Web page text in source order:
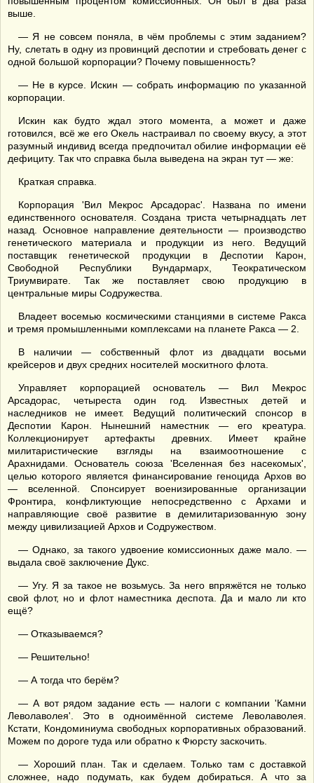
выше.
— Я не совсем поняла, в чём проблемы с этим заданием?
Ну, слетать в одну из провинций деспотии и стребовать денег с
одной большой корпорации? Почему повышенность?
— Не в курсе. Искин — собрать информацию по указанной
корпорации.
Искин как будто ждал этого момента, а может и даже
готовился, всё же его Окель настраивал по своему вкусу, а этот
разумный индивид всегда предпочитал обилие информации её
дефициту. Так что справка была выведена на экран тут — же:
Краткая справка.
Корпорация 'Вил Мекрос Арсадорас'. Названа по имени
единственного основателя. Создана триста четырнадцать лет
назад. Основное направление деятельности — производство
генетического материала и продукции из него. Ведущий
поставщик генетической продукции в Деспотии Карон,
Свободной Республики Вундармарх, Теократическом
Триумвирате. Так же поставляет свою продукцию в
центральные миры Содружества.
Владеет восемью космическими станциями в системе Ракса
и тремя промышленными комплексами на планете Ракса — 2.
В наличии — собственный флот из двадцати восьми
крейсеров и двух средних носителей москитного флота.
Управляет корпорацией основатель — Вил Мекрос
Арсадорас, четыреста один год. Известных детей и
наследников не имеет. Ведущий политический спонсор в
Деспотии Карон. Нынешний наместник — его креатура.
Коллекционирует артефакты древних. Имеет крайне
милитаристические взгляды на взаимоотношение с
Арахнидами. Основатель союза 'Вселенная без насекомых',
целью которого является финансирование геноцида Архов во
— вселенной. Спонсирует военизированные организации
Фронтира, конфликтующие непосредственно с Архами и
направляющие своё развитие в демилитаризованную зону
между цивилизацией Архов и Содружеством.
— Однако, за такого удвоение комиссионных даже мало. —
выдала своё заключение Дукс.
— Угу. Я за такое не возьмусь. За него впряжётся не только
свой флот, но и флот наместника деспота. Да и мало ли кто
ещё?
— Отказываемся?
— Решительно!
— А тогда что берём?
— А вот рядом задание есть — налоги с компании 'Камни
Леволаволея'. Это в одноимённой системе Леволаволея.
Кстати, Кондоминиума свободных корпоративных образований.
Можем по дороге туда или обратно к Фюрсту заскочить.
— Хороший план. Так и сделаем. Только там с доставкой
сложнее, надо подумать, как будем добираться. А что за